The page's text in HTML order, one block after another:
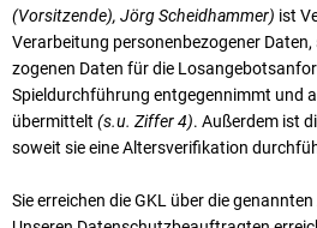
(Vorsitzende), Jörg Scheidhammer) ist
Verarbeitung per­sonen­be­zogener
zogenen Daten für die
Spieldurchführung entgegennimmt und
übermittelt (s.u. Ziffer 4). Außerdem ist
soweit sie eine Alters­veri­fi­kation
Sie erreichen die GKL über die